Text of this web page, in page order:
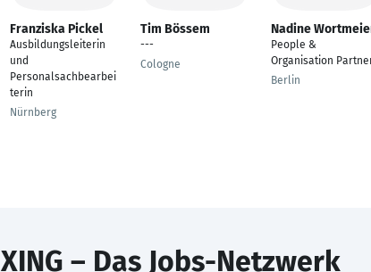
Franziska Pickel
Ausbildungsleiterin
und
Personalsachbearbei
terin
Nürnberg
Tim Bössem
---
Cologne
Nadine
People &
Organisation
Berlin
XING – Das Jobs-Netzwerk